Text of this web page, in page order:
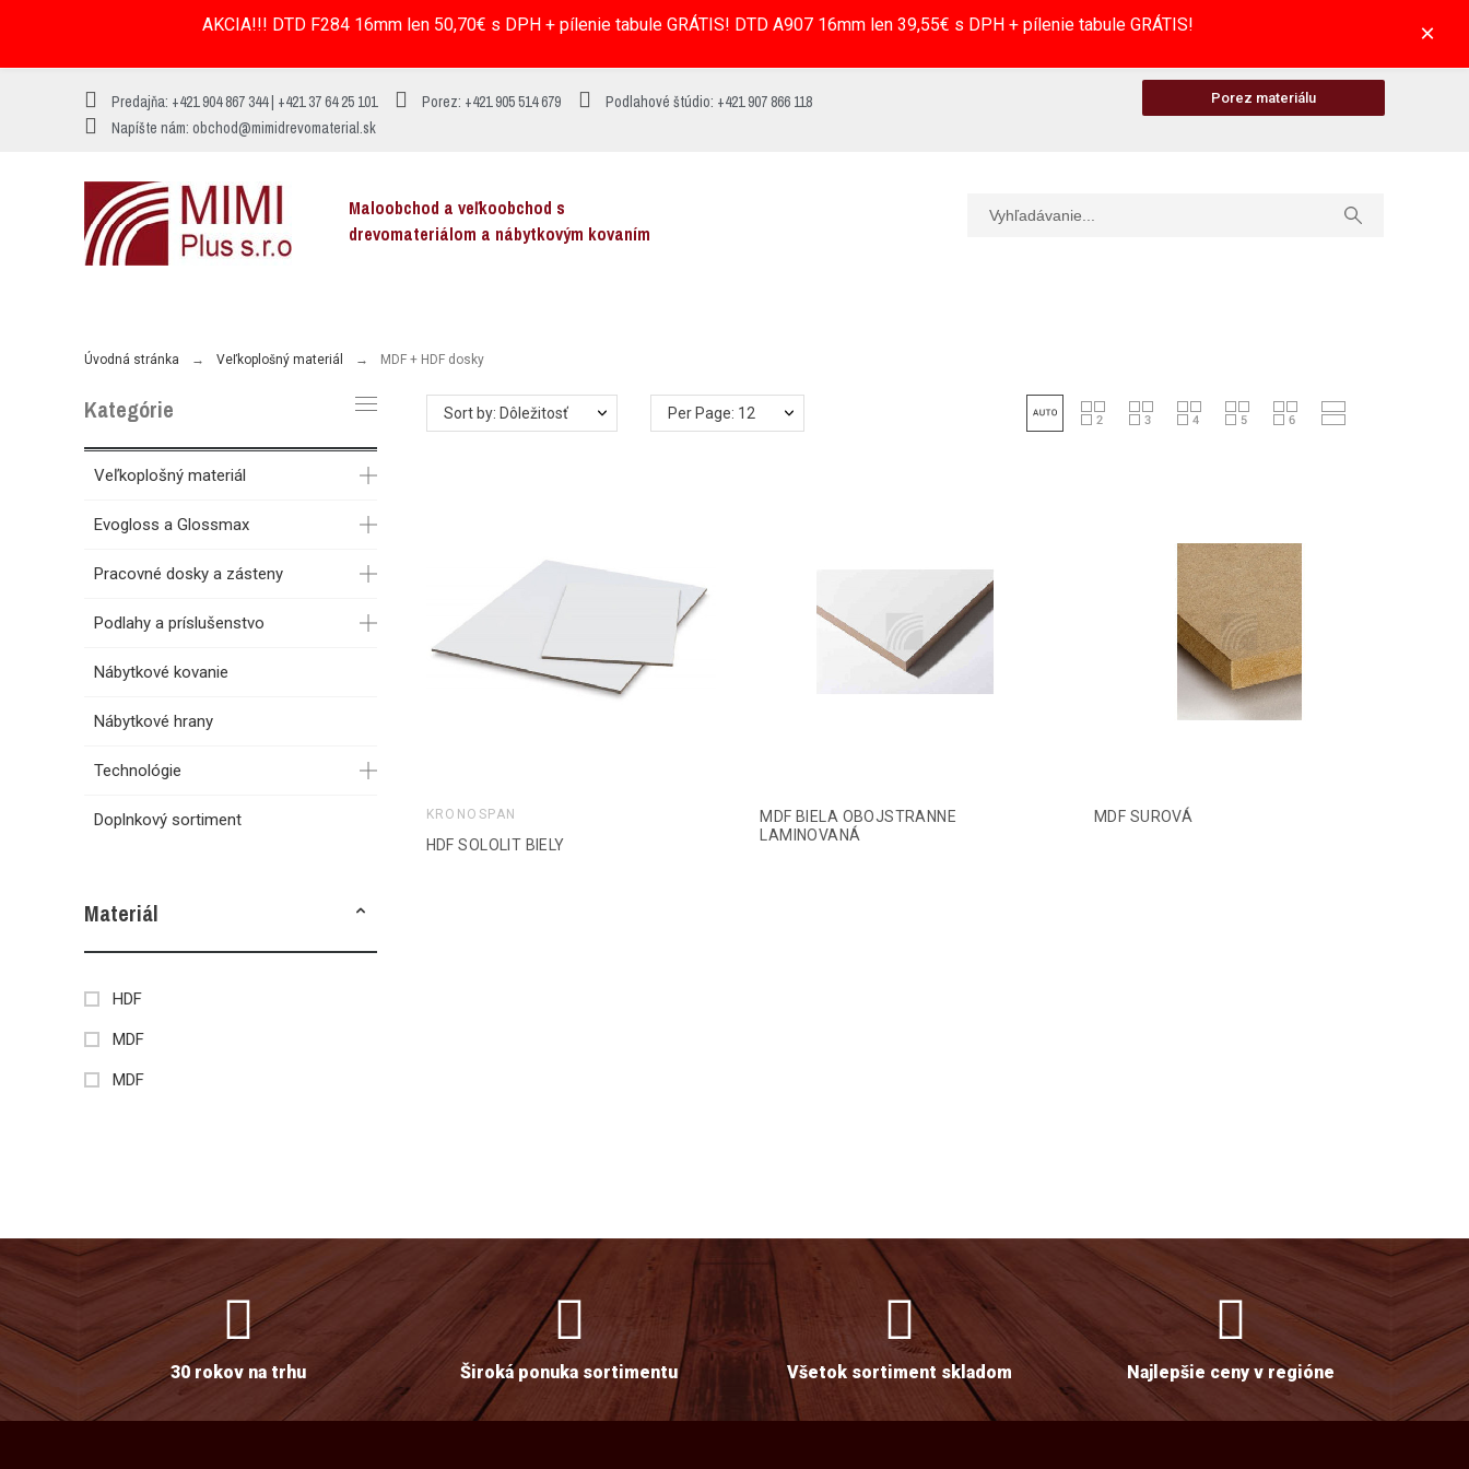
×
AKCIA!!! DTD F284 16mm len 50,70€ s DPH + pílenie tabule GRÁTIS! DTD A907 16mm len 39,55€ s DPH + pílenie tabule GRÁTIS!
Predajňa: +421 904 867 344 | +421 37 64 25 101 Porez: +421 905 514 679
Podlahové štúdio: +421 907 866 118
Napíšte nám: obchod@mimidrevomaterial.sk
Porez materiálu
Maloobchod a veľkoobchod s
drevomateriálom a nábytkovým kovaním
Úvodná stránka Veľkoplošný materiál MDF + HDF dosky
Kategórie
Veľkoplošný materiál
Evogloss a Glossmax
Pracovné dosky a zásteny
Podlahy a príslušenstvo
Nábytkové kovanie
Nábytkové hrany
Technológie
Doplnkový sortiment
Materiál
HDF
MDF
MDF
Sort by: Dôležitosť Per Page: 12
KRONOSPAN
HDF SOLOLIT BIELY
MDF BIELA OBOJSTRANNE
LAMINOVANÁ
MDF SUROVÁ
30 rokov na trhu Široká ponuka sortimentu Všetok sortiment skladom Najlepšie ceny v regióne